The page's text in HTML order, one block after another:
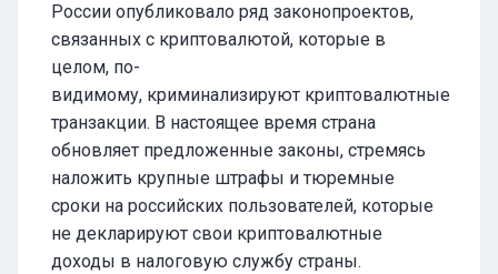
России опубликовало ряд законопроектов,
связанных с криптовалютой, которые в
целом, по-
видимому, криминализируют криптовалютные
транзакции. В настоящее время страна
обновляет предложенные законы, стремясь
наложить крупные штрафы и тюремные
сроки на российских пользователей, которые
не декларируют свои криптовалютные
доходы в налоговую службу страны.